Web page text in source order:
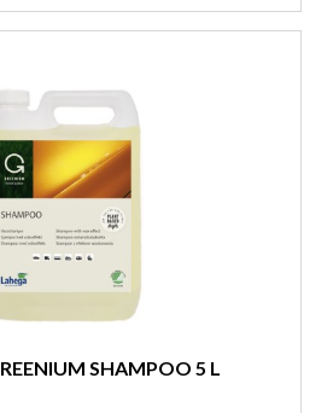
SHAMPOO 5 L